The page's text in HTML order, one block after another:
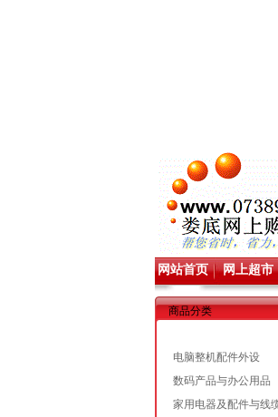
网站首页 网上超市
商品分类
电脑整机配件外设
数码产品与办公用品
家用电器及配件与线